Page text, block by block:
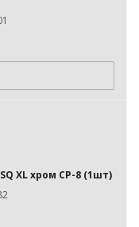
XL хром CP-8 (1шт)